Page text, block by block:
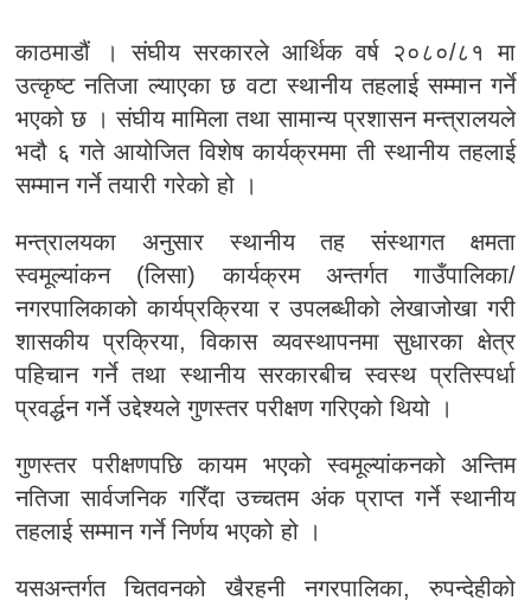
काठमाडौं । संघीय सरकारले आर्थिक वर्ष २०८०/८१ मा
उत्कृष्ट नतिजा ल्याएका छ वटा स्थानीय तहलाई सम्मान गर्ने
भएको छ । संघीय मामिला तथा सामान्य प्रशासन मन्त्रालयले
भदौ ६ गते आयोजित विशेष कार्यक्रममा ती स्थानीय तहलाई
सम्मान गर्ने तयारी गरेको हो ।
मन्त्रालयका अनुसार स्थानीय तह संस्थागत क्षमता
स्वमूल्यांकन (लिसा) कार्यक्रम अन्तर्गत गाउँपालिका/
नगरपालिकाको कार्यप्रक्रिया र उपलब्धीको लेखाजोखा गरी
शासकीय प्रक्रिया, विकास व्यवस्थापनमा सुधारका क्षेत्र
पहिचान गर्ने तथा स्थानीय सरकारबीच स्वस्थ प्रतिस्पर्धा
प्रवर्द्धन गर्ने उद्देश्यले गुणस्तर परीक्षण गरिएको थियो ।
गुणस्तर परीक्षणपछि कायम भएको स्वमूल्यांकनको अन्तिम
नतिजा सार्वजनिक गरिँदा उच्चतम अंक प्राप्त गर्ने स्थानीय
तहलाई सम्मान गर्ने निर्णय भएको हो ।
यसअन्तर्गत चितवनको खैरहनी नगरपालिका, रुपन्देहीको